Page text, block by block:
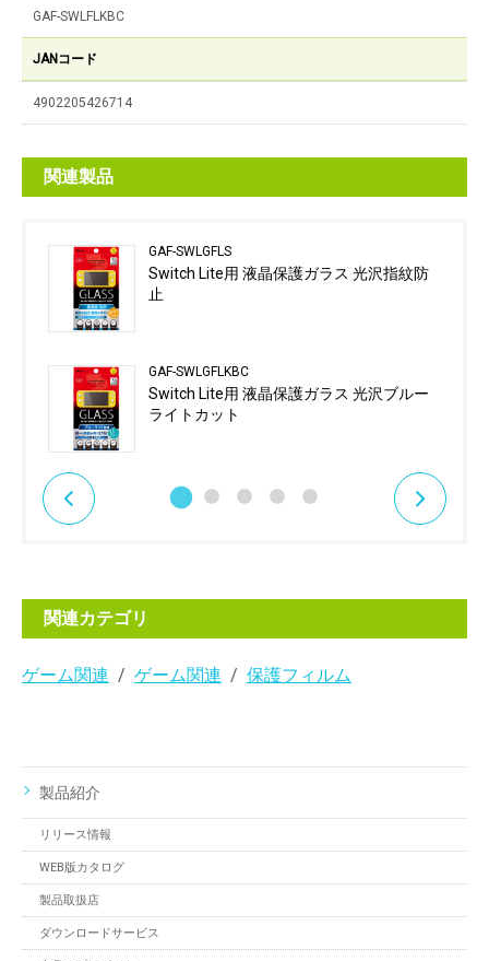
GAF-SWLFLKBC
JANコード
4902205426714
関連製品
GAF-SWLGFLS
Switch Lite用 液晶保護ガラス 光沢指紋防
止
GAF-SWLGFLKBC
Switch Lite用 液晶保護ガラス 光沢ブルー
ライトカット
関連カテゴリ
ゲーム関連 ゲーム関連 保護フィルム
製品紹介
リリース情報
WEB版カタログ
製品取扱店
ダウンロードサービス